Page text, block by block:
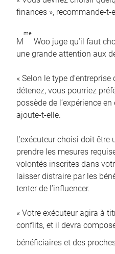
finances », recommande-t-
M
me
Woo juge qu’il faut
une grande attention aux
« Selon le type
détenez, vous pourriez
possède de l’expérience
ajoute-t-elle.
L’exécuteur choisi doit
prendre les mesures
volontés inscrites dans
laisser distraire par les
tenter de l’influencer.
« Votre exécuteur agira à
conflits, et il devra
bénéficiaires et des